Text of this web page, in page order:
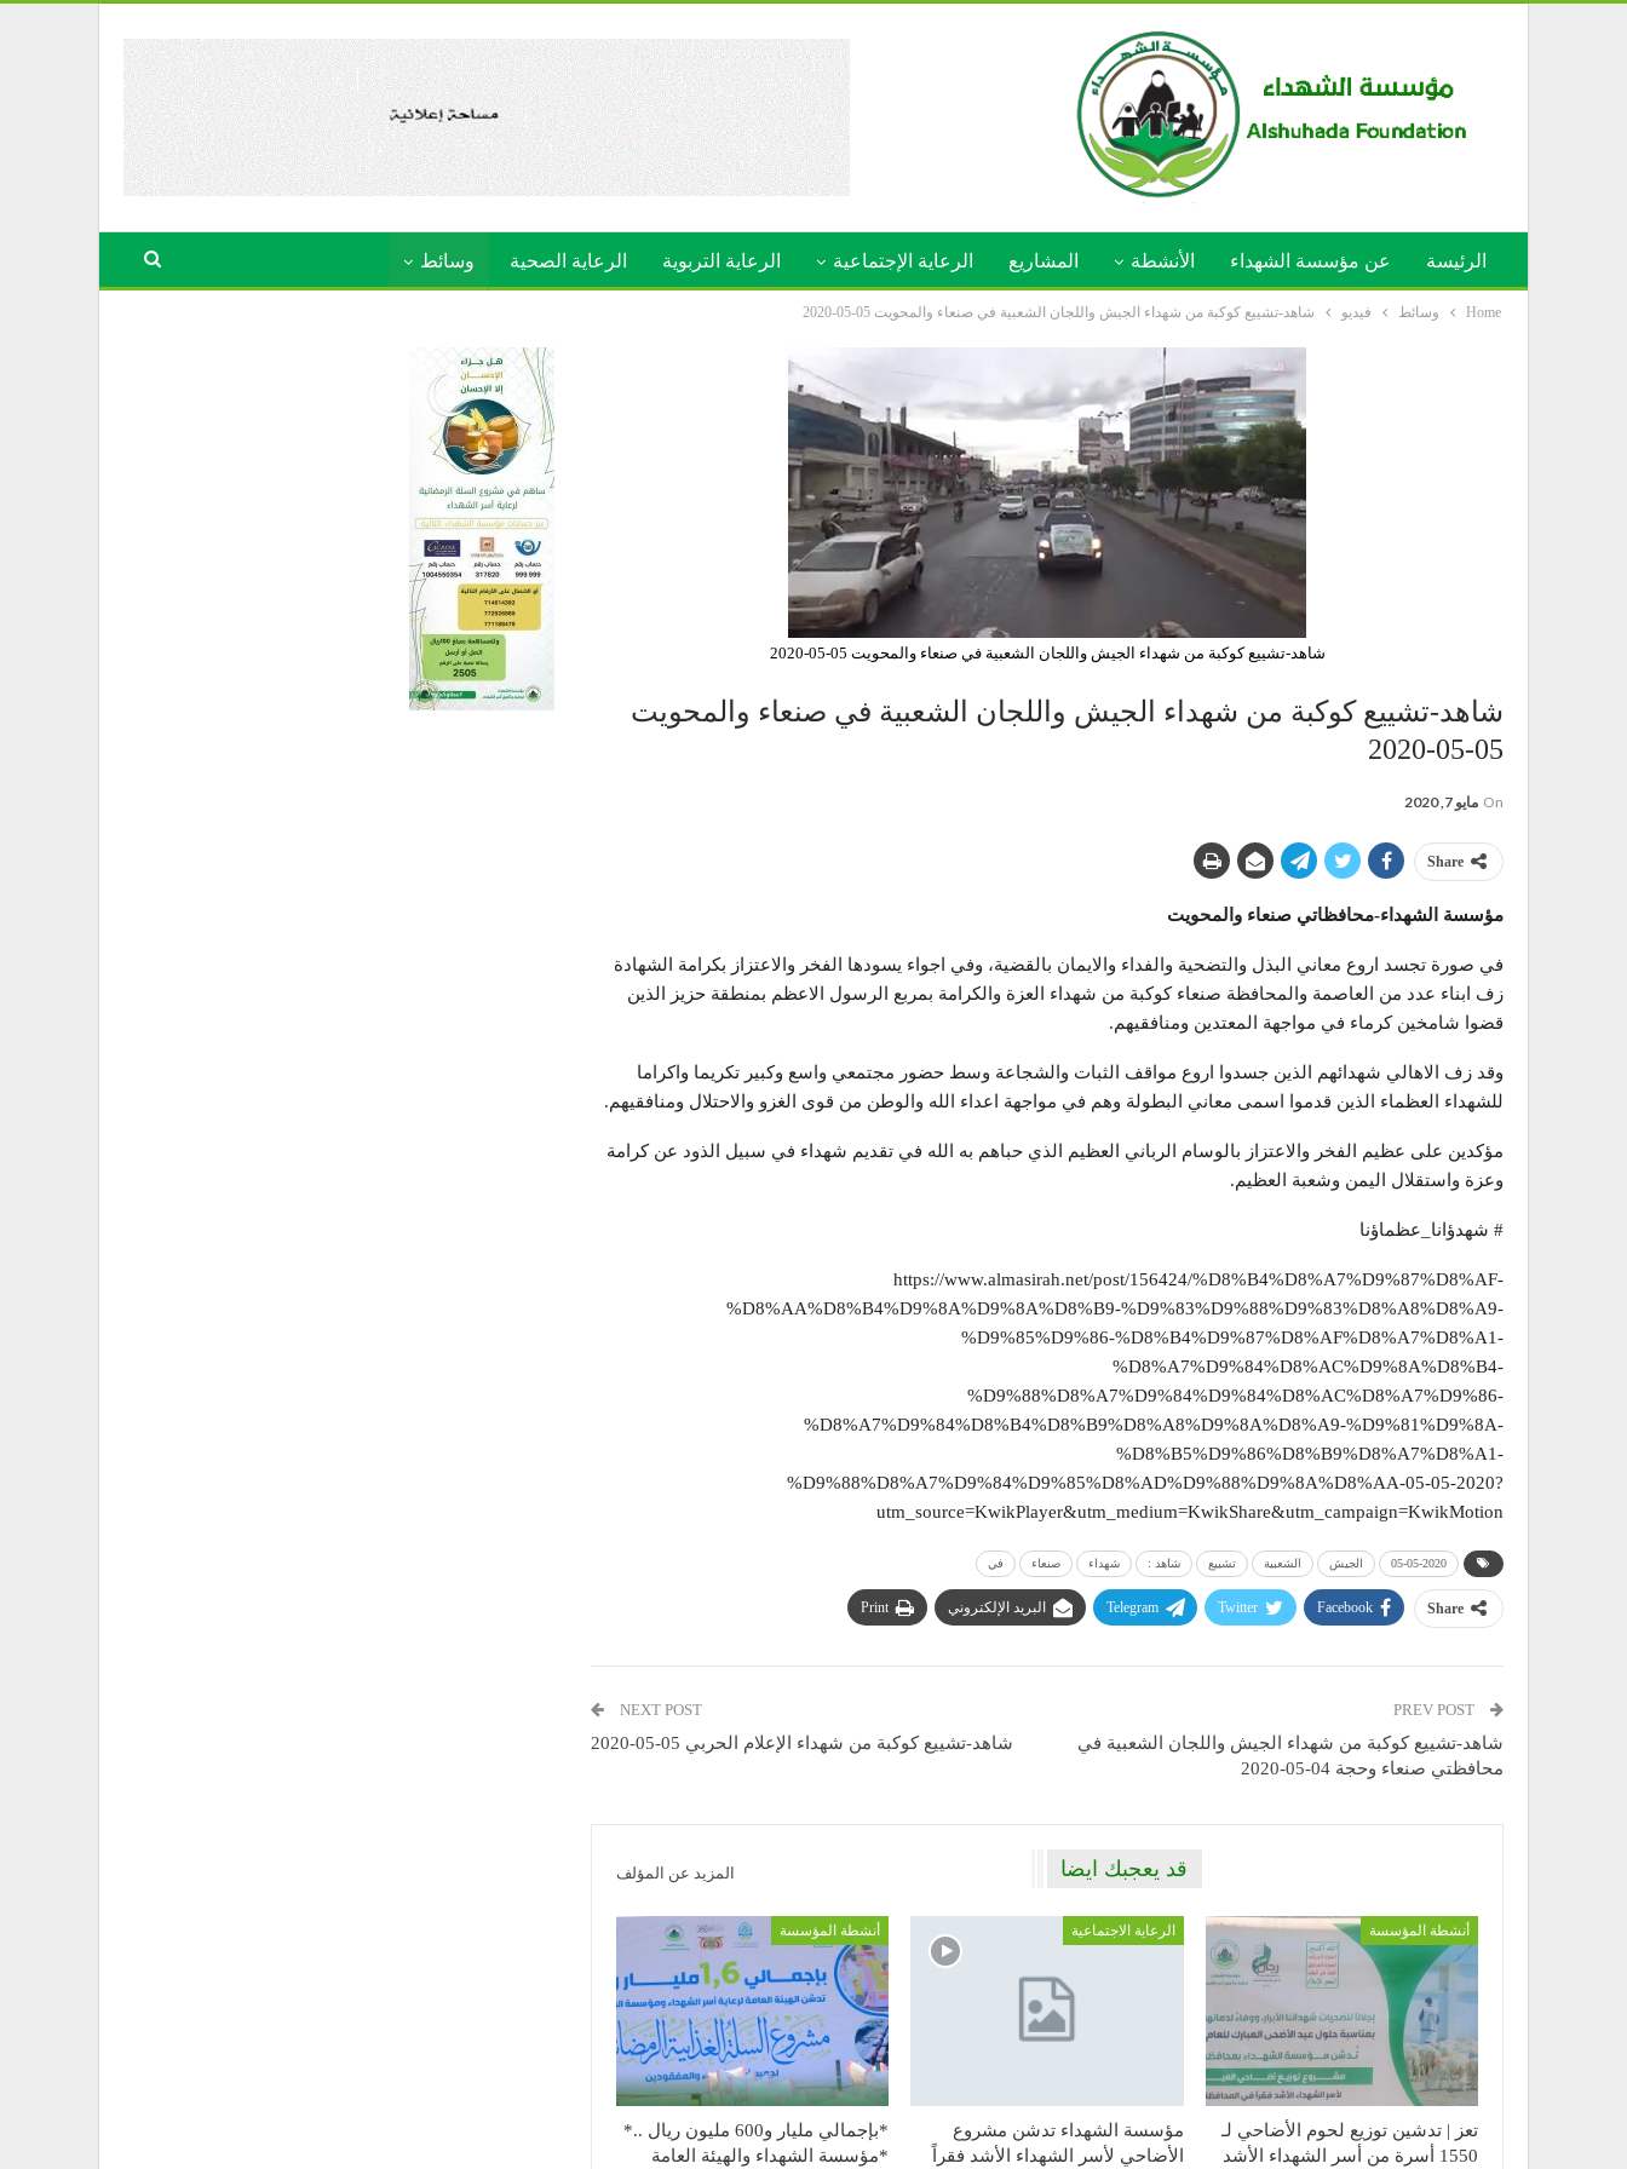
الرئيسة عن مؤسسة الشهداء الأنشطة المشاريع الرعاية الإجتماعية الرعاية التربوية الرعاية الصحية وسائط
Home وسائط فيديو شاهد-تشييع كوكبة من شهداء الجيش واللجان الشعبية في صنعاء والمحويت 05-05-2020
شاهد-تشييع كوكبة من شهداء الجيش واللجان الشعبية في صنعاء والمحويت 05-05-2020
شاهد-تشييع كوكبة من شهداء الجيش واللجان الشعبية في صنعاء والمحويت
05-05-2020
On مايو 7, 2020
Share
مؤسسة الشهداء-محافظاتي صنعاء والمحويت
في صورة تجسد اروع معاني البذل والتضحية والفداء والايمان بالقضية، وفي اجواء يسودها الفخر والاعتزاز بكرامة الشهادة
زف ابناء عدد من العاصمة والمحافظة صنعاء كوكبة من شهداء العزة والكرامة بمربع الرسول الاعظم بمنطقة حزيز الذين
قضوا شامخين كرماء في مواجهة المعتدين ومنافقيهم.
وقد زف الاهالي شهدائهم الذين جسدوا اروع مواقف الثبات والشجاعة وسط حضور مجتمعي واسع وكبير تكريما واكراما
للشهداء العظماء الذين قدموا اسمی معاني البطولة وهم في مواجهة اعداء الله والوطن من قوى الغزو والاحتلال ومنافقيهم.
مؤكدين على عظيم الفخر والاعتزاز بالوسام الرباني العظيم الذي حباهم به الله في تقديم شهداء في سبيل الذود عن كرامة
وعزة واستقلال اليمن وشعبة العظيم.
# شهدؤانا_عظماؤنا
https://www.almasirah.net/post/156424/%D8%B4%D8%A7%D9%87%D8%AF-
%D8%AA%D8%B4%D9%8A%D9%8A%D8%B9-%D9%83%D9%88%D9%83%D8%A8%D8%A9-
%D9%85%D9%86-%D8%B4%D9%87%D8%AF%D8%A7%D8%A1-
%D8%A7%D9%84%D8%AC%D9%8A%D8%B4-
%D9%88%D8%A7%D9%84%D9%84%D8%AC%D8%A7%D9%86-
%D8%A7%D9%84%D8%B4%D8%B9%D8%A8%D9%8A%D8%A9-%D9%81%D9%8A-
%D8%B5%D9%86%D8%B9%D8%A7%D8%A1-
%D9%88%D8%A7%D9%84%D9%85%D8%AD%D9%88%D9%8A%D8%AA-05-05-2020?
utm_source=KwikPlayer&utm_medium=KwikShare&utm_campaign=KwikMotion
05-05-2020 الجيش الشعبية تشييع شاهد : شهداء صنعاء في
Share
Facebook
Twitter
Telegram البريد الإلكتروني Print
شاهد-تشييع كوكبة من شهداء الجيش واللجان الشعبية في
محافظتي صنعاء وحجة 04-05-2020
NEXT POST
شاهد-تشييع كوكبة من شهداء الإعلام الحربي 05-05-2020
قد يعجبك ايضا المزيد عن المؤلف
أنشطة المؤسسة
تعز | تدشين توزيع لحوم الأضاحي لـ
1550 أسرة من أسر الشهداء الأشد
الرعاية الاجتماعية
مؤسسة الشهداء تدشن مشروع
الأضاحي لأسر الشهداء الأشد فقراً
أنشطة المؤسسة
*بإجمالي مليار و600 مليون ريال ..*
*مؤسسة الشهداء والهيئة العامة